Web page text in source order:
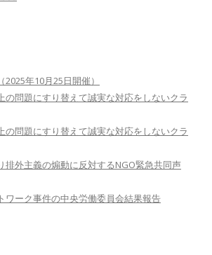
年10月25日開催）
の問題にすり替えて誠実な対応をしないクラ
の問題にすり替えて誠実な対応をしないクラ
排外主義の煽動に反対するNGO緊急共同声
ワーク事件の中央労働委員会結果報告